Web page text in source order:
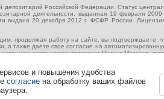
Российской Федерации. Статус
деятельности, выданная 19 февраля
выдана 20 декабря 2012 г. ФСФР России.
продолжая работу на сайте, вы подтверждаете,
также даете свое согласие на
метрических программ Яндекс.Метрика,
предпочтений пользователя, предоставления
или отключить файлы cookie в настройках
и повышения удобства
согласие на обработку ваших файлов